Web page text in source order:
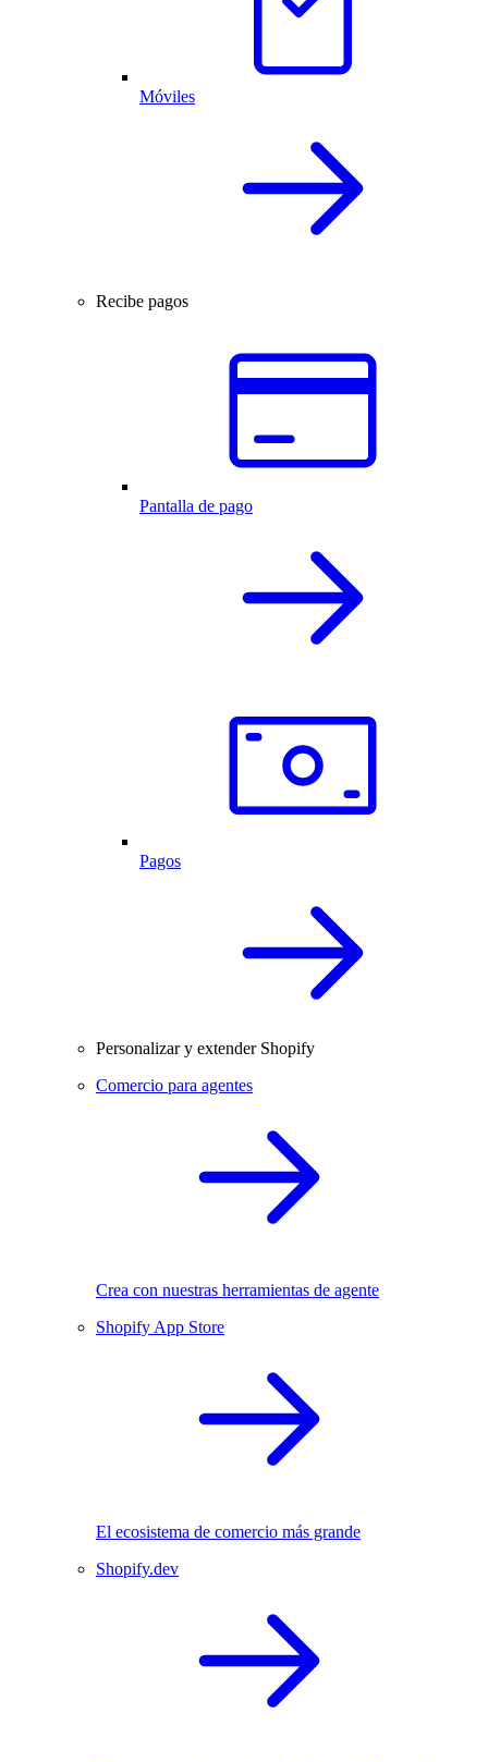
Móviles
Recibe pagos
Pantalla de pago
Pagos
Personalizar y extender Shopify
Comercio para agentes
Crea con nuestras herramientas de agente
Shopify App Store
El ecosistema de comercio más grande
Shopify.dev